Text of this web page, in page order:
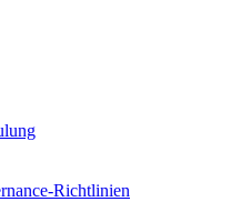
Richtlinien